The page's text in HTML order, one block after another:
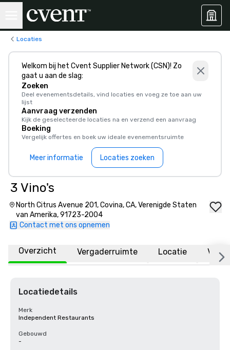
Locaties
Welkom bij het Cvent Supplier Network (CSN)! Zo
gaat u aan de slag:
Zoeken
Deel evenementsdetails, vind locaties en voeg ze toe aan uw
lijst
Aanvraag verzenden
Kijk de geselecteerde locaties na en verzend een aanvraag
Boeking
Vergelijk offertes en boek uw ideale evenementsruimte
Meer informatie Locaties zoeken
3 Vino's
North Citrus Avenue 201, Covina, CA, Verenigde Staten
van Amerika, 91723-2004
Contact met ons opnemen
Overzicht Vergaderruimte Locatie
Locatiedetails
Merk
Independent Restaurants
Gebouwd
-